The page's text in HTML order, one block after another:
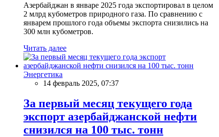
Азербайджан в январе 2025 года экспортировал в целом
2 млрд кубометров природного газа. По сравнению с
январем прошлого года объемы экспорта снизились на
300 млн кубометров.
Читать далее
Энергетика
14 февраль 2025, 07:37
За первый месяц текущего года
экспорт азербайджанской нефти
снизился на 100 тыс. тонн